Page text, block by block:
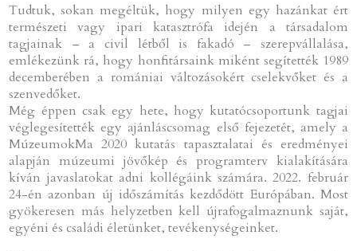
Tudtuk, sokan megéltük, hogy milyen egy hazánkat ért
természeti vagy ipari katasztrófa idején a társadalom
tagjainak – a civil létből is fakadó – szerepvállalása,
emlékezünk rá, hogy honfitársaink miként segítették 1989
decemberében a romániai változásokért cselekvőket és a
szenvedőket.
Még éppen csak egy hete, hogy kutatócsoportunk tagjai
véglegesítették egy ajánláscsomag első fejezetét, amely a
MúzeumokMa 2020 kutatás tapasztalatai és eredményei
alapján múzeumi jövőkép és programterv kialakítására
kíván javaslatokat adni kollégáink számára. 2022. február
24-én azonban új időszámítás kezdődött Európában. Most
gyökeresen más helyzetben kell újrafogalmaznunk saját,
egyéni és családi életünket, tevékenységeinket.